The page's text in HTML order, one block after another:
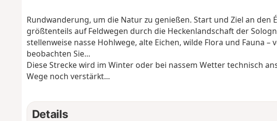
Rundwanderung, um die Natur zu genießen. Start und Ziel an den
größtenteils auf Feldwegen durch die Heckenlandschaft der
stellenweise nasse Hohlwege, alte Eichen, wilde Flora und Fauna
beobachten Sie...
Diese Strecke wird im Winter oder bei nassem Wetter technisch
Wege noch verstärkt...
Details